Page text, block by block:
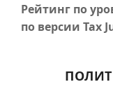
Рейтинг по
по версии Tax